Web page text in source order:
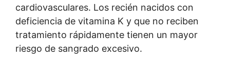
cardiovasculares. Los recién nacidos con
deficiencia de vitamina K y que no reciben
tratamiento rápidamente tienen un mayor
riesgo de sangrado excesivo.